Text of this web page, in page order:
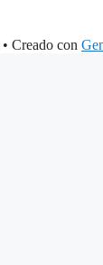
• Creado con